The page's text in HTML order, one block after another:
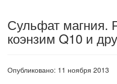
Сульфат магния.
коэнзим Q10 и
Опубликовано: 11 ноября 2013